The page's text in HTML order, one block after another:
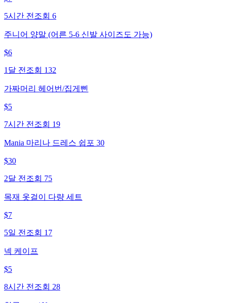
5시간 전 조회 6
주니어 양말 (어른 5-6 신발 사이즈도 가능)
$6
1달 전 조회 132
가짜머리 헤어번/집게삔
$5
7시간 전 조회 19
Mania 마리나 드레스 쉽포 30
$30
2달 전 조회 75
목재 옷걸이 다량 세트
$7
5일 전 조회 17
넥 케이프
$5
8시간 전 조회 28